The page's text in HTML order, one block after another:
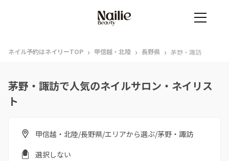
ネイル予約はネイリーTOP › 甲信越・北陸 › 長野県 › 茅野・諏訪
茅野・諏訪で人気のネイルサロン・ネイリス
ト
甲信越・北陸/長野県/エリアから選ぶ/茅野・諏訪
選択しない